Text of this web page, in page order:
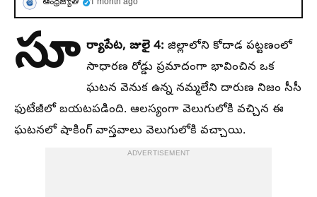
ఆంధ్రజ్యోతి 1 month ago
సూ ర్యాపేట, జులై 4: జిల్లాలోని కోదాడ పట్టణంలో
సాధారణ రోడ్డు ప్రమాదంగా భావించిన ఒక
ఘటన వెనుక ఉన్న నమ్మలేని దారుణ నిజం సీసీ
ఫుటేజీలో బయటపడింది. ఆలస్యంగా వెలుగులోకి వచ్చిన ఈ
ఘటనలో షాకింగ్ వాస్తవాలు వెలుగులోకి వచ్చాయి.
ADVERTISEMENT